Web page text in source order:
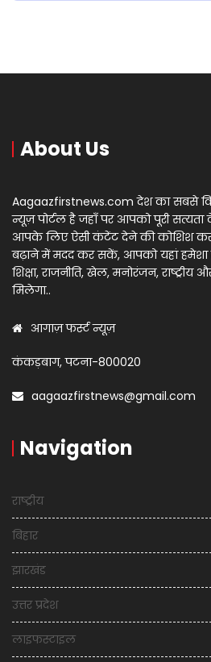
About Us
Aagaazfirstnews.com देश का सबसे
न्यूज़ पोर्टल है जहाँ पर आपको पूरी
आपके लिए ऐसी कंटेंट देने की कोशिश
बढ़ाने में मदद कर सकें, आपको यहां हमेशा
शिक्षा, राजनीति, खेल, मनोरंजन, राष्ट्रीय
मिलेगा..
आगाज़ फर्स्ट न्यूज़
कंकड़बाग, पटना-800020
aagaazfirstnews@gmail.com
Navigation
राष्ट्रीय
बिहार
झारखंड
उत्तर प्रदेश
लाइफस्टाइल